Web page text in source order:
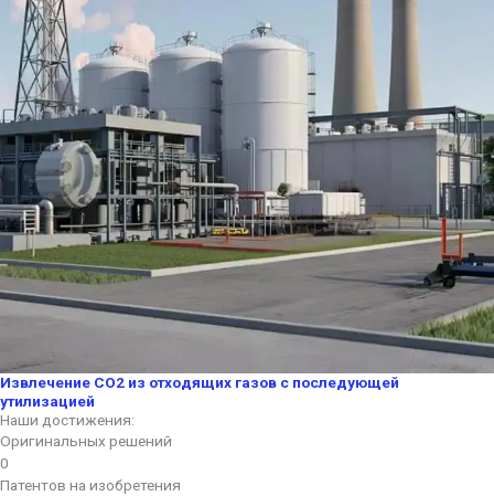
Извлечение СО2 из отходящих газов с последующей
утилизацией
Наши достижения:
Оригинальных решений
0
Патентов на изобретения